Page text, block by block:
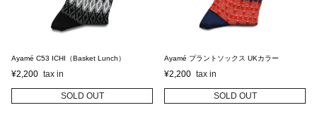
Ayamé C53 ICHI（Basket Lunch）
¥2,200
SOLD OUT
Ayamé プラントソックス UKカラー
¥2,200
SOLD OUT